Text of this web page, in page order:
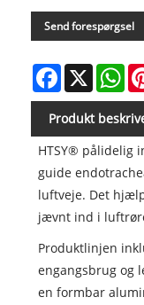
Send forespørgsel
Facebook
X
Produkt
HTSY® pålidelig
guide
luftveje. Det
jævnt ind i
Produktlinjen
engangsbrug og
en formbar